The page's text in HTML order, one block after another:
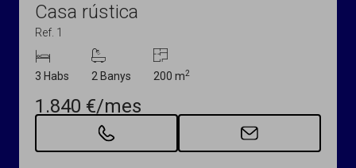
Casa rústica
Ref. 1
3 Habs 2 Banys 200 m2
1.840 €/mes